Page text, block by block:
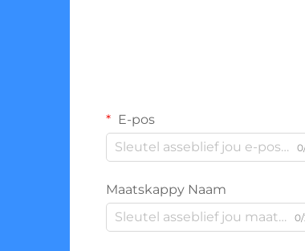
E-pos
Maatskappy Naam